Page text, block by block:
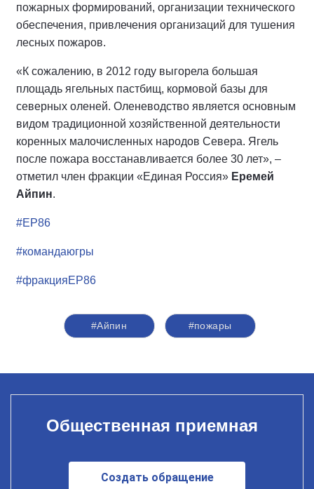
пожарных формирований, организации технического
обеспечения, привлечения организаций для тушения
лесных пожаров.
«К сожалению, в 2012 году выгорела большая
площадь ягельных пастбищ, кормовой базы для
северных оленей. Оленеводство является основным
видом традиционной хозяйственной деятельности
коренных малочисленных народов Севера. Ягель
после пожара восстанавливается более 30 лет», –
отметил член фракции «Единая Россия» Еремей
Айпин.
#ЕР86
#командаюгры
#фракцияЕР86
#Айпин #пожары
Общественная приемная
Создать обращение